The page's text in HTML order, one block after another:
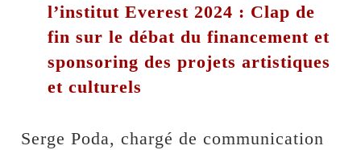
l’institut Everest 2024 : Clap de
fin sur le débat du financement et
sponsoring des projets artistiques
et culturels
Serge Poda, chargé de communication